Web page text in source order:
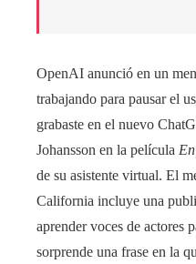
OpenAI anunció en un
trabajando para pausar el
grabaste en el nuevo
Johansson en la película En,
de su asistente virtual. El
California incluye una
aprender voces de actores
sorprende una frase en la